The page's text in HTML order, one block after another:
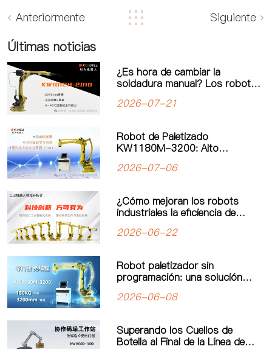
Anteriormente Siguiente
Últimas noticias
¿Es hora de cambiar la
soldadura manual? Los robots
nueva era de automatización
2026-07-21
Robot de Paletizado
KW1180M-3200: Alto
Simplificada para un Nuevo
Carga Pesada
2026-07-06
¿Cómo mejoran los robots
industriales la eficiencia de
automatización industrial
2026-06-22
Robot paletizador sin
programación: una solución
eficiencia de producción
2026-06-08
Superando los Cuellos de
Botella al Final de la Línea de